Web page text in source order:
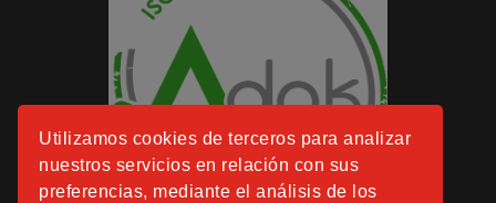
Utilizamos cookies de terceros para analizar
nuestros servicios en relación con sus
preferencias, mediante el análisis de los